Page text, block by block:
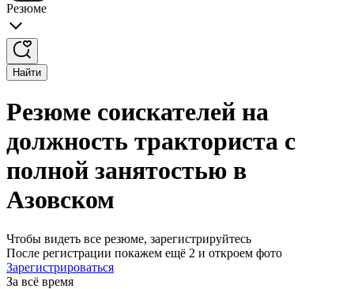
Резюме
Найти
Резюме соискателей на
должность тракториста с
полной занятостью в
Азовском
Чтобы видеть все резюме, зарегистрируйтесь
После регистрации покажем ещё 2 и откроем фото
Зарегистрироваться
За всё время